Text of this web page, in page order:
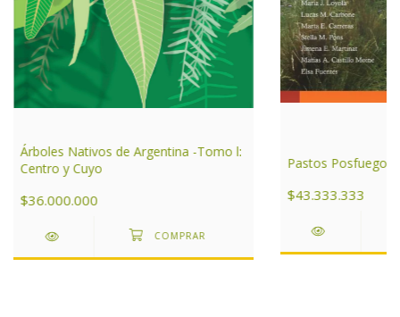
Árboles Nativos de Argentina -Tomo l:
Centro y Cuyo
$36.000.000
Pastos Posfuego
$43.333.333